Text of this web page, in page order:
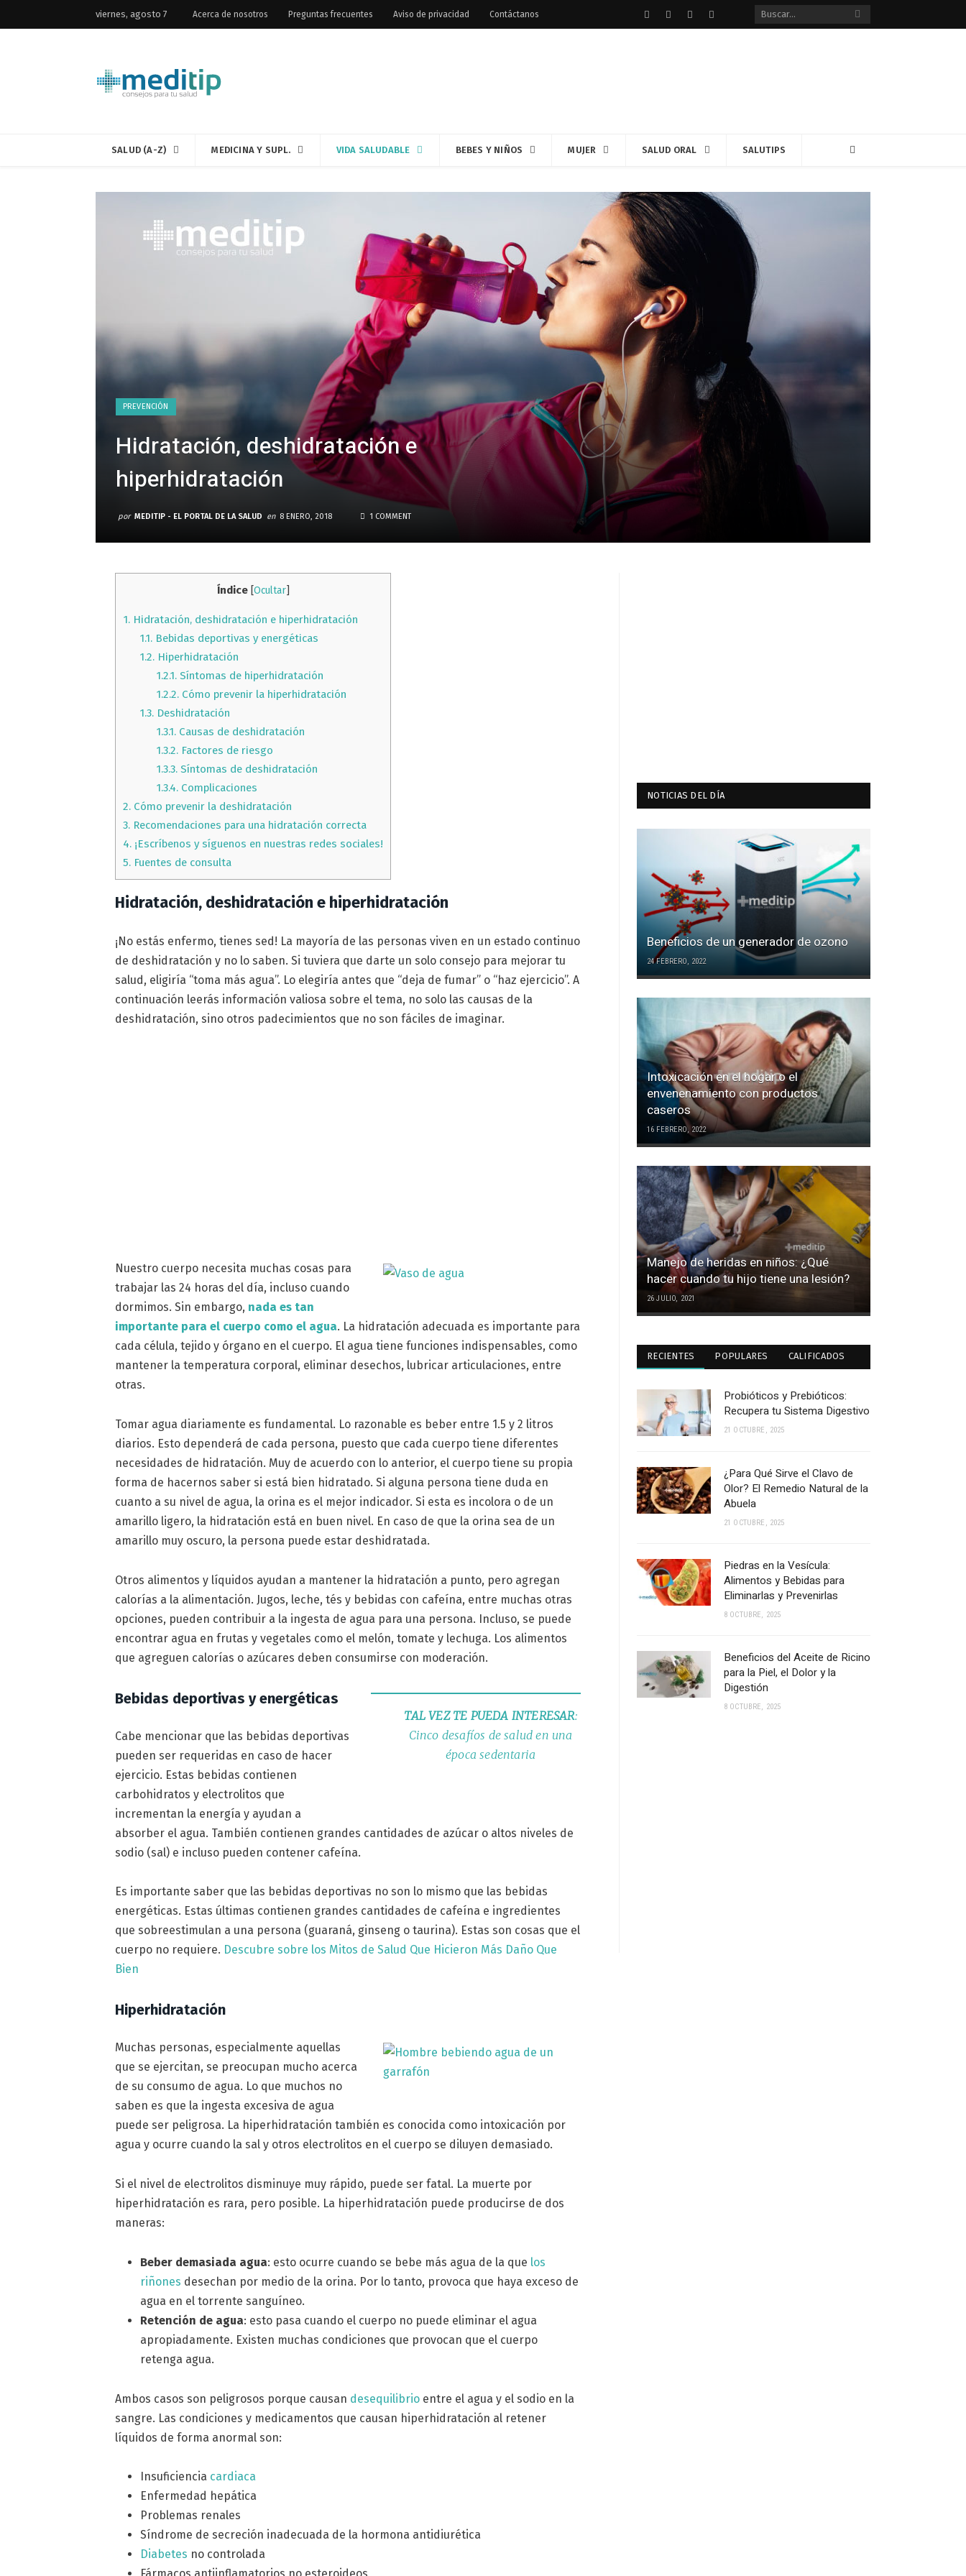
viernes, agosto 7 Acerca de nosotros Preguntas frecuentes Aviso de privacidad Contáctanos FacebookTwitter instagram
SALUD (A-Z) MEDICINA Y SUPL. VIDA SALUDABLE BEBES Y NIÑOS MUJER SALUD ORAL SALUTIPS
PREVENCIÓN
Hidratación, deshidratación e
hiperhidratación
por MEDITIP - EL PORTAL DE LA SALUD en 8 ENERO, 2018 1 COMMENT
Índice Ocultar]
1. Hidratación, deshidratación e hiperhidratación
1.1. Bebidas deportivas y energéticas
1.2. Hiperhidratación
1.2.1.Síntomas de hiperhidratación
1.2.2.Cómo prevenir la hiperhidratación
1.3. Deshidratación
1.3.1.Causas de deshidratación
1.3.2.Factores de riesgo
1.3.3.Síntomas de deshidratación
1.3.4.Complicaciones
2. Cómo prevenir la deshidratación
3. Recomendaciones para una hidratación correcta
4. ¡Escríbenos y síguenos en nuestras redes sociales!
5. Fuentes de consulta
Hidratación, deshidratación e hiperhidratación
¡No estás enfermo, tienes sed! La mayoría de las personas viven en un estado continuo
de deshidratación y no lo saben. Si tuviera que darte un solo consejo para mejorar tu
salud, eligiría “toma más agua”. Lo elegiría antes que “deja de fumar” o “haz ejercicio”. A
continuación leerás información valiosa sobre el tema, no solo las causas de la
deshidratación, sino otros padecimientos que no son fáciles de imaginar.
Nuestro cuerpo necesita muchas cosas para
trabajar las 24 horas del día, incluso cuando
dormimos. Sin embargo, nada es tan
importante para el cuerpo como el agua. La hidratación adecuada es importante para
cada célula, tejido y órgano en el cuerpo. El agua tiene funciones indispensables, como
mantener la temperatura corporal, eliminar desechos, lubricar articulaciones, entre
otras.
Tomar agua diariamente es fundamental. Lo razonable es beber entre 1.5 y 2 litros
diarios. Esto dependerá de cada persona, puesto que cada cuerpo tiene diferentes
necesidades de hidratación. Muy de acuerdo con lo anterior, el cuerpo tiene su propia
forma de hacernos saber si está bien hidratado. Si alguna persona tiene duda en
cuanto a su nivel de agua, la orina es el mejor indicador. Si esta es incolora o de un
amarillo ligero, la hidratación está en buen nivel. En caso de que la orina sea de un
amarillo muy oscuro, la persona puede estar deshidratada.
Otros alimentos y líquidos ayudan a mantener la hidratación a punto, pero agregan
calorías a la alimentación. Jugos, leche, tés y bebidas con cafeína, entre muchas otras
opciones, pueden contribuir a la ingesta de agua para una persona. Incluso, se puede
encontrar agua en frutas y vegetales como el melón, tomate y lechuga. Los alimentos
que agreguen calorías o azúcares deben consumirse con moderación.
TAL VEZ TE PUEDA INTERESAR:
Cinco desafíos de salud en una
época sedentaria
Bebidas deportivas y energéticas
Cabe mencionar que las bebidas deportivas
pueden ser requeridas en caso de hacer
ejercicio. Estas bebidas contienen
carbohidratos y electrolitos que
incrementan la energía y ayudan a
absorber el agua. También contienen grandes cantidades de azúcar o altos niveles de
sodio (sal) e incluso pueden contener cafeína.
Es importante saber que las bebidas deportivas no son lo mismo que las bebidas
energéticas. Estas últimas contienen grandes cantidades de cafeína e ingredientes
que sobreestimulan a una persona (guaraná, ginseng o taurina). Estas son cosas que el
cuerpo no requiere. Descubre sobre los Mitos de Salud Que Hicieron Más Daño Que
Bien
Hiperhidratación
Muchas personas, especialmente aquellas
que se ejercitan, se preocupan mucho acerca
de su consumo de agua. Lo que muchos no
saben es que la ingesta excesiva de agua
puede ser peligrosa. La hiperhidratación también es conocida como intoxicación por
agua y ocurre cuando la sal y otros electrolitos en el cuerpo se diluyen demasiado.
Si el nivel de electrolitos disminuye muy rápido, puede ser fatal. La muerte por
hiperhidratación es rara, pero posible. La hiperhidratación puede producirse de dos
maneras:
Beber demasiada agua: esto ocurre cuando se bebe más agua de la que los
riñones desechan por medio de la orina. Por lo tanto, provoca que haya exceso de
agua en el torrente sanguíneo.
Retención de agua: esto pasa cuando el cuerpo no puede eliminar el agua
apropiadamente. Existen muchas condiciones que provocan que el cuerpo
retenga agua.
Ambos casos son peligrosos porque causan desequilibrio entre el agua y el sodio en la
sangre. Las condiciones y medicamentos que causan hiperhidratación al retener
líquidos de forma anormal son:
Insuficiencia cardiaca
Enfermedad hepática
Problemas renales
Síndrome de secreción inadecuada de la hormona antidiurética
Diabetes no controlada
NOTICIAS DEL DÍA
Beneficios de un generador de ozono
24 FEBRERO, 2022
Intoxicación en el hogar o el
envenenamiento con productos
caseros
16 FEBRERO, 2022
Manejo de heridas en niños: ¿Qué
hacer cuando tu hijo tiene una lesión?
26 JULIO, 2021
RECIENTES POPULARES CALIFICADOS
Probióticos y Prebióticos:
Recupera tu Sistema Digestivo
21 OCTUBRE, 2025
¿Para Qué Sirve el Clavo de
Olor? El Remedio Natural de la
Abuela
21 OCTUBRE, 2025
Piedras en la Vesícula:
Alimentos y Bebidas para
Eliminarlas y Prevenirlas
8 OCTUBRE, 2025
Beneficios del Aceite de Ricino
para la Piel, el Dolor y la
Digestión
8 OCTUBRE, 2025